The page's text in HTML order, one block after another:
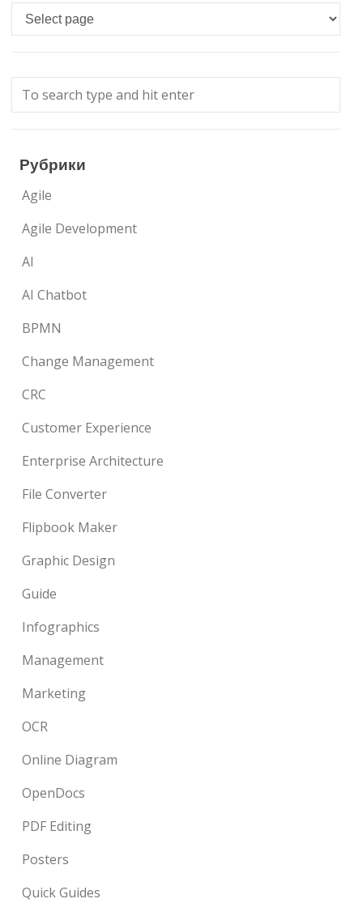
Languages
Рубрики
Agile
Agile Development
AI
AI Chatbot
BPMN
Change Management
CRC
Customer Experience
Enterprise Architecture
File Converter
Flipbook Maker
Graphic Design
Guide
Infographics
Management
Marketing
OCR
Online Diagram
OpenDocs
PDF Editing
Posters
Quick Guides